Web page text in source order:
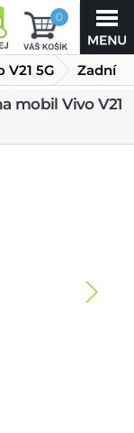
0
V21 5G Zadní
V21 5G Bez
mobil Vivo V21